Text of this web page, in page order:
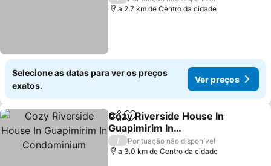
a 2.7 km de Centro da cidade
Selecione as datas para ver os preços
exatos.
Ver preços
PartilharAdicionar aos favoritos
Cozy Riverside House In
Guapimirim In
Condominium
/
Pontuação não disponível
a 3.0 km de Centro da cidade